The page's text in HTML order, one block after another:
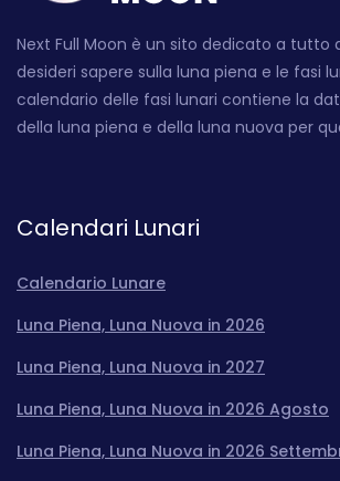
Next Full Moon è un sito dedicato a tutto
desideri sapere sulla luna piena e le fasi
calendario delle fasi lunari contiene la
della luna piena e della luna nuova per
Calendari Lunari
Calendario Lunare
Luna Piena, Luna Nuova in 2026
Luna Piena, Luna Nuova in 2027
Luna Piena, Luna Nuova in 2026 Agosto
Luna Piena, Luna Nuova in 2026